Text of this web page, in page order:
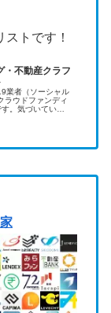
トです！
・不動産クラフ
業者（ソーシャル
ラウドファンディ
。気づいていな